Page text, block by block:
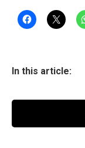
In this article: